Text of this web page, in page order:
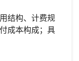
结构、计费规
成本构成；具